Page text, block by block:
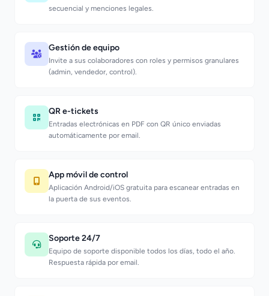
secuencial y menciones legales.
Gestión de equipo
Invite a sus colaboradores con roles y permisos granulares
(admin, vendedor, control).
QR e-tickets
Entradas electrónicas en PDF con QR único enviadas
automáticamente por email.
App móvil de control
Aplicación Android/iOS gratuita para escanear entradas en
la puerta de sus eventos.
Soporte 24/7
Equipo de soporte disponible todos los días, todo el año.
Respuesta rápida por email.